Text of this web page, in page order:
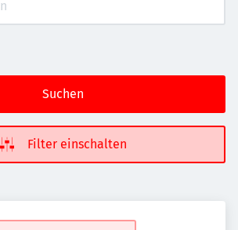
Suchen
Filter einschalten